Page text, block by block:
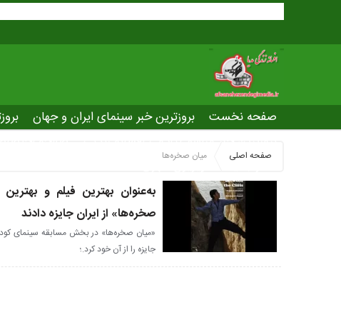
صفحه نخست بروزترین خبر سینمای ایران و جهان
عصر جدید
تلویزیون شهری صفحه اصلی میان صخره‌ها
به‌عنوان بهترین فیلم و
صخره‌ها» از ایران جایزه دادند
جایزه را از آن خود کرد.؛